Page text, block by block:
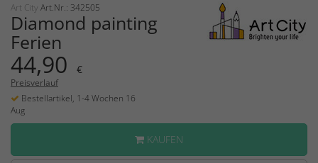
Art City Art.Nr.: 342505
Diamond painting
Ferien
44,90 €
Preisverlauf
Bestellartikel, 1-4 Wochen 16
Aug
KAUFEN